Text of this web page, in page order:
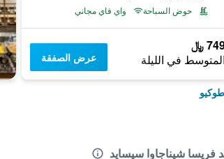
حوض السباحة
واي فاي مجاني
﷼
المتوسط في الليلة عرض الصفقة
فريسا شيناجاوا سيسايد